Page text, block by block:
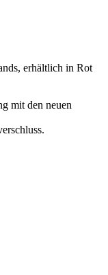
erhältlich in Rot
mit den neuen